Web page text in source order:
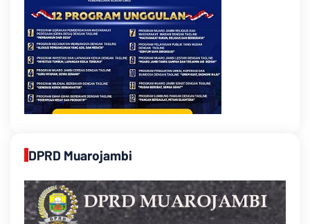
DPRD Muarojambi